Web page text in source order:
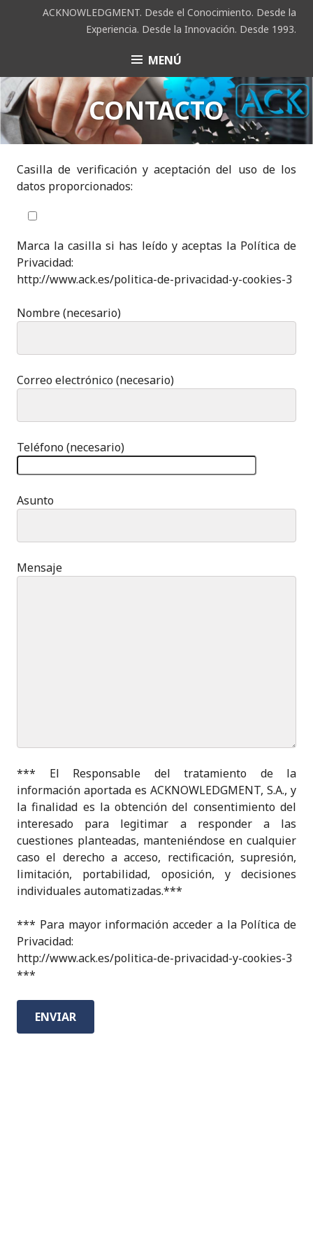
ACKNOWLEDGMENT. Desde el Conocimiento. Desde la
Experiencia. Desde la Innovación. Desde 1993.
ACK MENÚ
CONTACTO
Casilla de verificación y aceptación del uso de los
datos proporcionados:
Marca la casilla si has leído y aceptas la Política de
Privacidad:
http://www.ack.es/politica-de-privacidad-y-cookies-3
Nombre (necesario)
Correo electrónico (necesario)
Teléfono (necesario)
Asunto
Mensaje
*** El Responsable del tratamiento de la
información aportada es ACKNOWLEDGMENT, S.A., y
la finalidad es la obtención del consentimiento del
interesado para legitimar a responder a las
cuestiones planteadas, manteniéndose en cualquier
caso el derecho a acceso, rectificación, supresión,
limitación, portabilidad, oposición, y decisiones
individuales automatizadas.***
*** Para mayor información acceder a la Política de
Privacidad:
http://www.ack.es/politica-de-privacidad-y-cookies-3
***